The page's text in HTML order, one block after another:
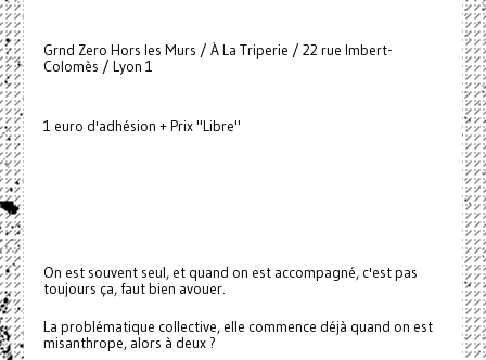
Grnd Zero Hors les Murs / À La Triperie / 22 rue Imbert-
Colomès / Lyon 1
1 euro d'adhésion + Prix "Libre"
On est souvent seul, et quand on est accompagné, c'est pas
toujours ça, faut bien avouer.
La problématique collective, elle commence déjà quand on est
misanthrope, alors à deux ?